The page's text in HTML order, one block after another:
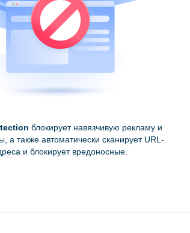
блокирует навязчивую рекламу и
а также автоматически сканирует URL-
и блокирует вредоносные.